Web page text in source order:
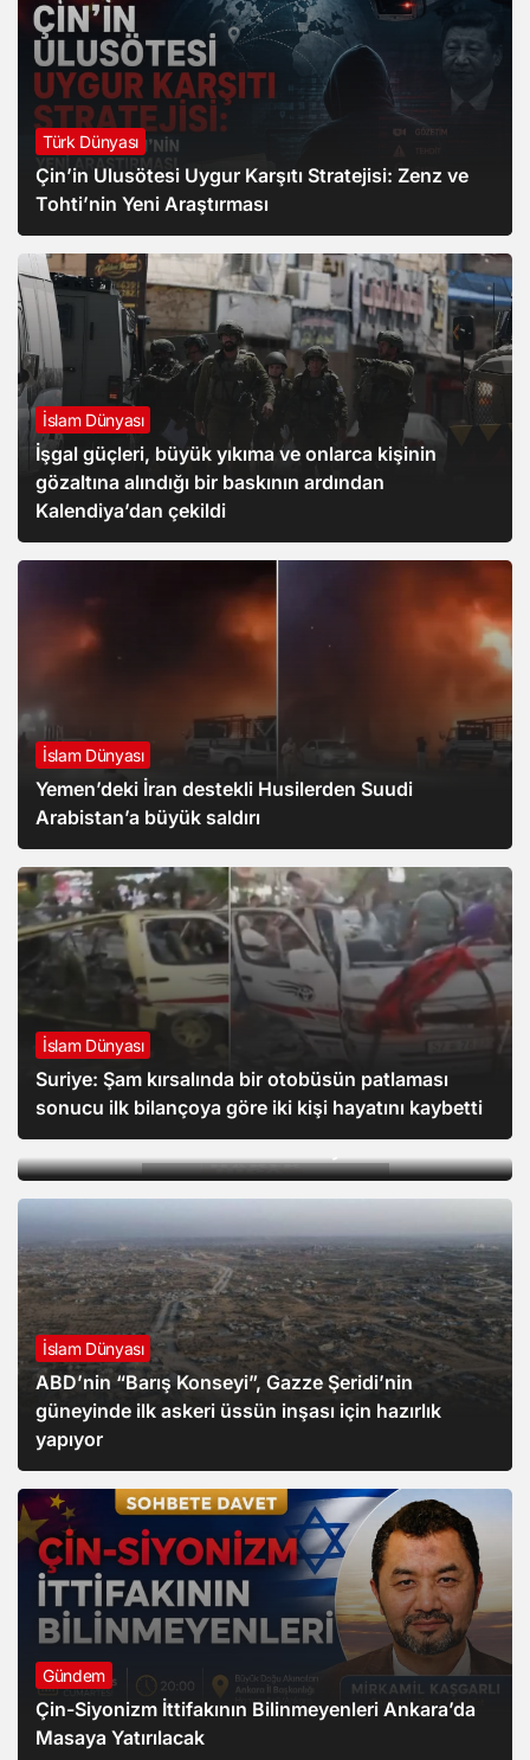
Türk Dünyası
Çin’in Ulusötesi Uygur Karşıtı Stratejisi: Zenz ve
Tohti’nin Yeni Araştırması
İslam Dünyası
İşgal güçleri, büyük yıkıma ve onlarca kişinin
gözaltına alındığı bir baskının ardından
Kalendiya’dan çekildi
İslam Dünyası
Yemen’deki İran destekli Husilerden Suudi
Arabistan’a büyük saldırı
İslam Dünyası
Suriye: Şam kırsalında bir otobüsün patlaması
sonucu ilk bilançoya göre iki kişi hayatını kaybetti
Gündem
İslam Dünyası
ABD’nin “Barış Konseyi”, Gazze Şeridi’nin
güneyinde ilk askeri üssün inşası için hazırlık
yapıyor
Gündem
Çin-Siyonizm İttifakının Bilinmeyenleri Ankara’da
Masaya Yatırılacak